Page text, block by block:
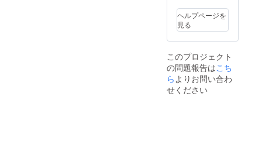
量産効
率が向
上した
場合、
売価格
が販売
予定価
格より
下がる
ヘルプページを
見る
このプロジェクト
の問題報告はこち
らよりお問い合わ
せください